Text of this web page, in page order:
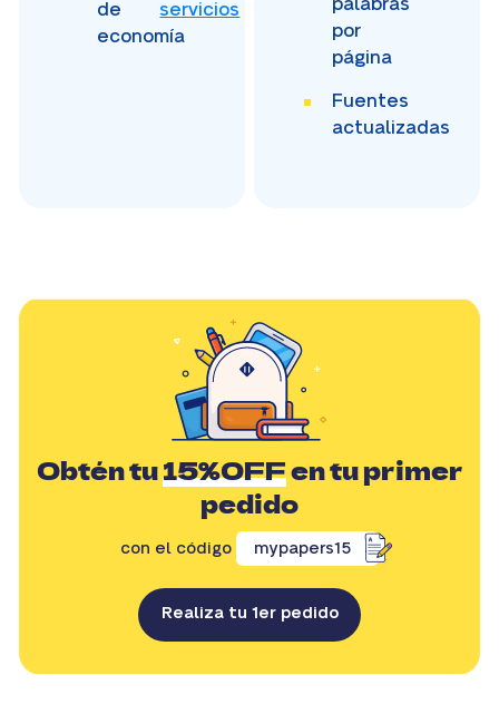
de
economía
servicios
palabras
por
página
Fuentes
actualizadas
Obtén tu15%OFFen tu primer
pedido
con el código mypapers15
Realiza tu 1er pedido